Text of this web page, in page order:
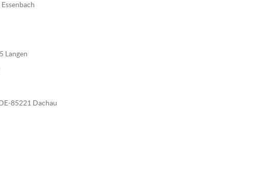
Langen
85221 Dachau